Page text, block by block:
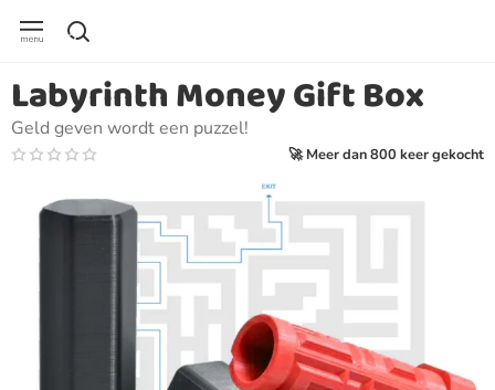
Labyrinth Money Gift Box
Geld geven wordt een puzzel!
🚀 Meer dan 800 keer gekocht